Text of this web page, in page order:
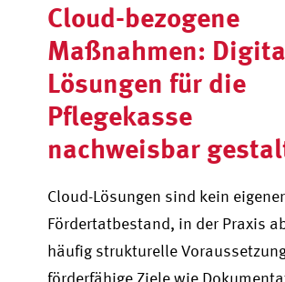
Cloud-bezogene
Maßnahmen:
Lösungen für die
Pflegekasse
nachweisbar
Cloud-Lösungen sind kein eigener
Fördertatbestand, in der Praxis
häufig strukturelle
förderfähige Ziele wie